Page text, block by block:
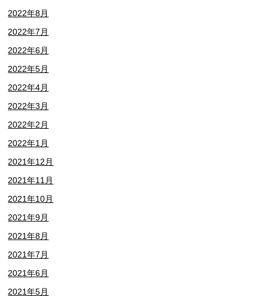
2022年8月
2022年7月
2022年6月
2022年5月
2022年4月
2022年3月
2022年2月
2022年1月
2021年12月
2021年11月
2021年10月
2021年9月
2021年8月
2021年7月
2021年6月
2021年5月